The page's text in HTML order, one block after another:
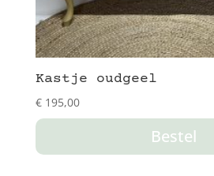
Kastje oudgeel
€195,00
Bestel